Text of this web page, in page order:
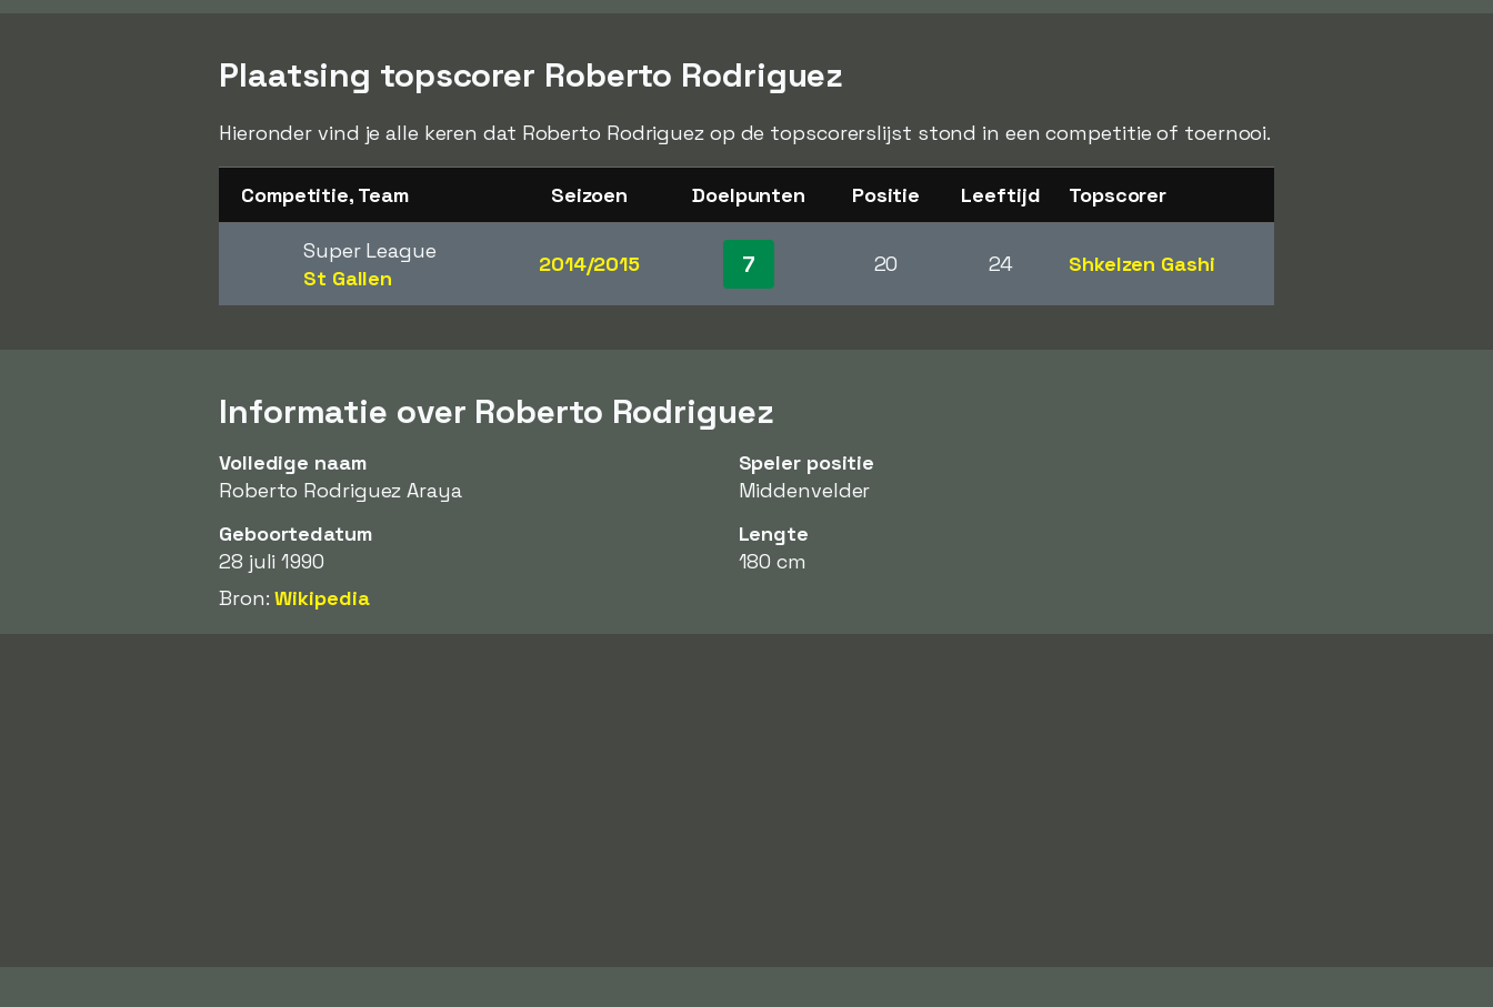
Plaatsing topscorer Roberto Rodriguez
Hieronder vind je alle keren dat Roberto Rodriguez op de topscorerslijst stond in een competitie of toernooi.
Competitie, Team Seizoen Doelpunten Positie Leeftijd Topscorer
Super League
St Gallen
2014/2015 7 20 24 Shkelzen Gashi
Informatie over Roberto Rodriguez
Volledige naam
Roberto Rodriguez Araya
Speler positie
Middenvelder
Geboortedatum
28 juli 1990
Lengte
180 cm
Bron:Wikipedia